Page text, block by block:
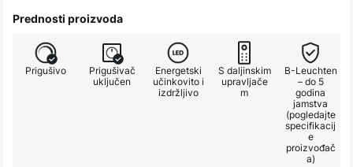
Prednosti proizvoda
Prigušivo
Prigušivač
uključen
Energetski
učinkovito i
izdržljivo
S daljinskim
upravljače
m
B-Leuchten
– do 5
godina
jamstva
(pogledajte
specifikacij
e
proizvođač
a)